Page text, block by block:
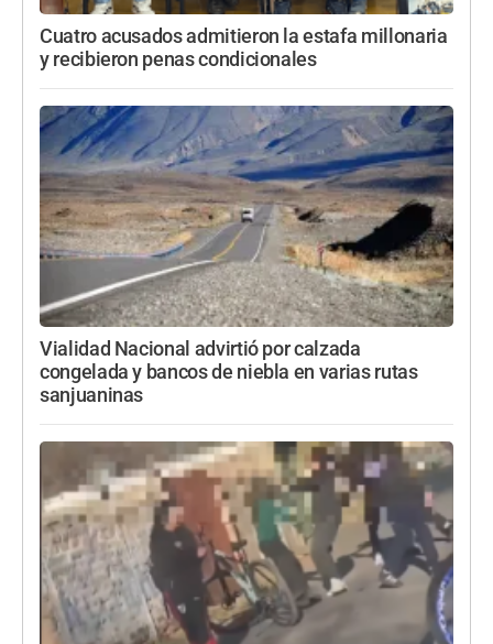
Cuatro acusados admitieron la estafa millonaria
y recibieron penas condicionales
Vialidad Nacional advirtió por calzada
congelada y bancos de niebla en varias rutas
sanjuaninas